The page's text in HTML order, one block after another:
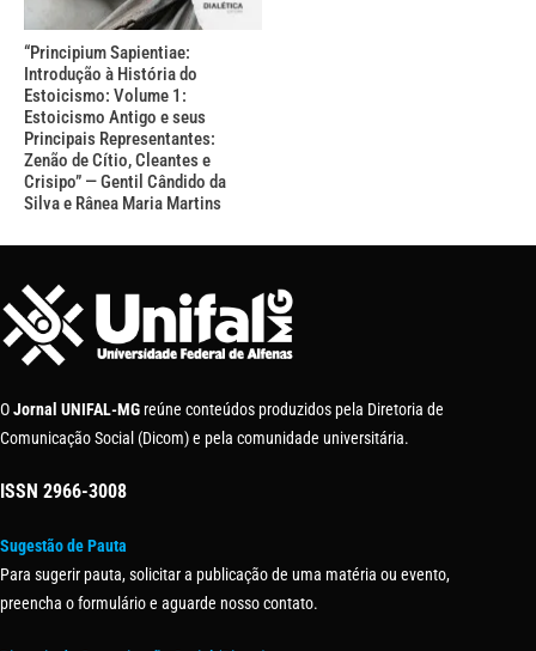
“Principium Sapientiae:
Introdução à História do
Estoicismo: Volume 1:
Estoicismo Antigo e seus
Principais Representantes:
Zenão de Cítio, Cleantes e
Crisipo” — Gentil Cândido da
Silva e Rânea Maria Martins
OJornal UNIFAL-MG reúne conteúdos produzidos pela Diretoria de
Comunicação Social (Dicom) e pela comunidade universitária.
ISSN 2966-3008
Sugestão de Pauta
Para sugerir pauta, solicitar a publicação de uma matéria ou evento,
preencha o formulário e aguarde nosso contato.